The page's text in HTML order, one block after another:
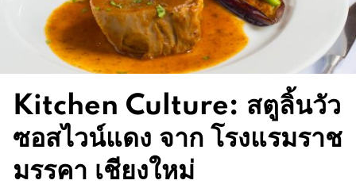
Kitchen Culture: สตูลิ้นวัว
ซอสไวน์แดง จาก โรงแรมราช
มรรคา เชียงใหม่